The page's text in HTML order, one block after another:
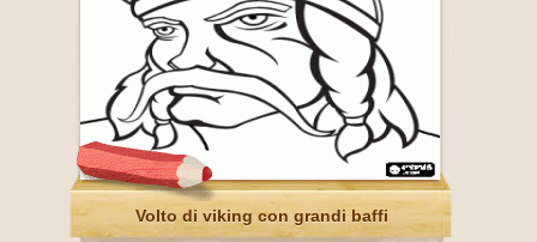
Volto di viking con grandi baffi